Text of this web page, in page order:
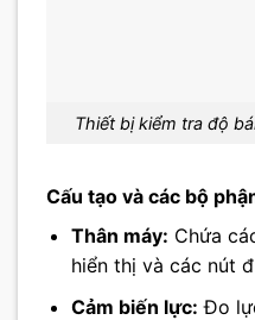
Thiết bị kiểm tra độ
Cấu tạo và các bộ
Thân máy: Chứa
hiển thị và các nút
Cảm biến lực: Đo